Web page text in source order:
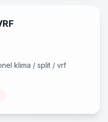
klima / split / vrf